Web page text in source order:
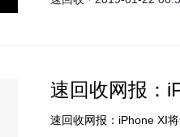
速回收网报：
速回收网报：iPhone XI